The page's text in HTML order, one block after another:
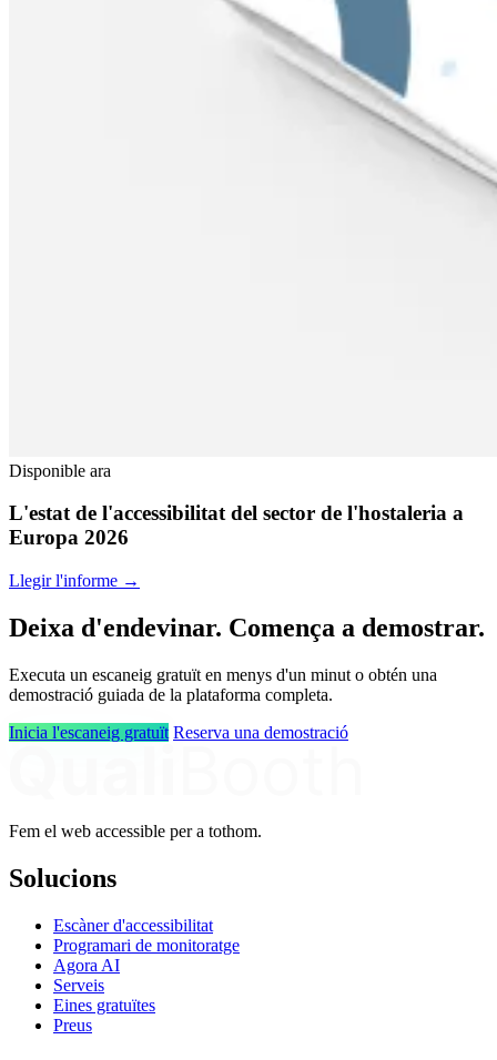
Disponible ara
L'estat de l'accessibilitat del sector de l'hostaleria a
Europa 2026
Llegir l'informe →
Deixa d'endevinar. Comença a demostrar.
Executa un escaneig gratuït en menys d'un minut o obtén una
demostració guiada de la plataforma completa.
Inicia l'escaneig gratuït Reserva una demostració
Fem el web accessible per a tothom.
Solucions
Escàner d'accessibilitat
Programari de monitoratge
Agora AI
Serveis
Eines gratuïtes
Preus